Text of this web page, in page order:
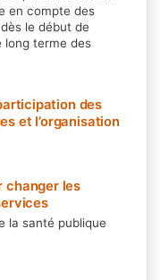
en compte des
le début de
long terme des
des
et l’organisation
changer les
la santé publique